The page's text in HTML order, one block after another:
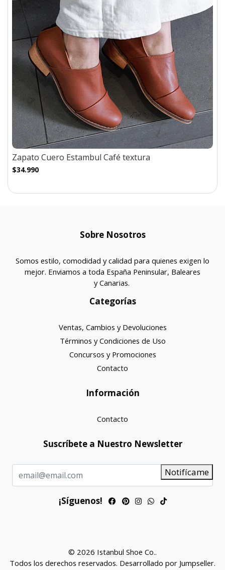
Zapato Cuero Estambul Café textura
$34.990
Sobre Nosotros
Somos estilo, comodidad y calidad para quienes exigen lo
mejor. Enviamos a toda España Peninsular, Baleares
y Canarias.
Categorías
Ventas, Cambios y Devoluciones
Términos y Condiciones de Uso
Concursos y Promociones
Contacto
Información
Contacto
Suscríbete a Nuestro Newsletter
Notifícame
¡Síguenos!
© 2026 Istanbul Shoe Co..
Todos los derechos reservados. Desarrollado por Jumpseller.